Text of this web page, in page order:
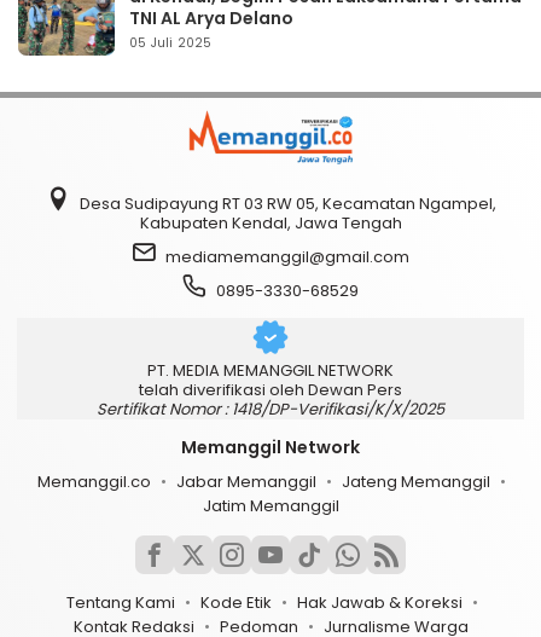
TNI AL Arya Delano
05 Juli 2025
Desa Sudipayung RT 03 RW 05, Kecamatan Ngampel,
Kabupaten Kendal, Jawa Tengah
mediamemanggil@gmail.com
0895-3330-68529
PT. MEDIA MEMANGGIL NETWORK
telah diverifikasi oleh Dewan Pers
Sertifikat Nomor : 1418/DP-Verifikasi/K/X/2025
Memanggil Network
Memanggil.co Jabar Memanggil
Jateng Memanggil
Jatim Memanggil
Tentang Kami Kode Etik
Hak Jawab & Koreksi
Kontak Redaksi
Pedoman Jurnalisme Warga